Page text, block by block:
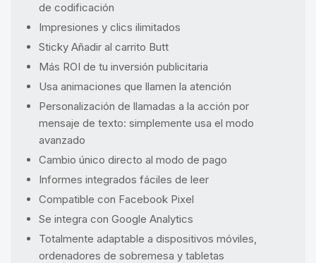
de codificación
Impresiones y clics ilimitados
Sticky Añadir al carrito Butt
Más ROI de tu inversión publicitaria
Usa animaciones que llamen la atención
Personalización de llamadas a la acción por
mensaje de texto: simplemente usa el modo
avanzado
Cambio único directo al modo de pago
Informes integrados fáciles de leer
Compatible con Facebook Pixel
Se integra con Google Analytics
Totalmente adaptable a dispositivos móviles,
ordenadores de sobremesa y tabletas